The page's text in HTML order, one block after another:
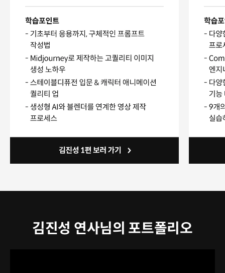
김진성 연사님의 포트폴리오